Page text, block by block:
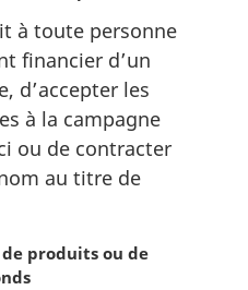
à toute personne
financier d’un
d’accepter les
à la campagne
ou de contracter
au titre de
produits ou de